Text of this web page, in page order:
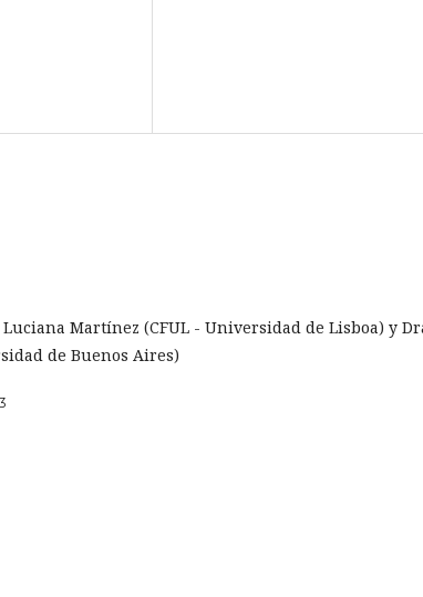
Martínez (CFUL - Universidad de Lisboa) y
de Buenos Aires)